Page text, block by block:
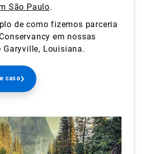
São Paulo.
de como fizemos parceria
em nossas
Garyville, Louisiana.
caso